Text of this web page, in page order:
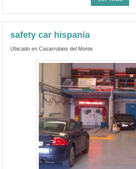
safety car hispania
Ubicado en Casarrubios del Monte